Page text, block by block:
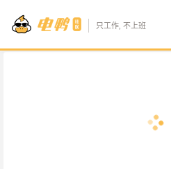
只工作, 不上班